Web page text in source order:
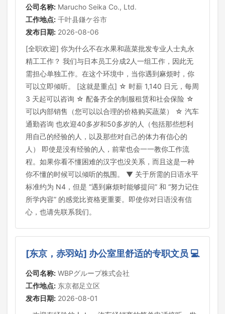
公司名称: Marucho Seika Co., Ltd.
工作地点: 千叶县鎌ケ谷市
发布日期: 2026-08-06
[全职欢迎] 你为什么不在水果和蔬菜批发专业人士丸永
精工工作？ 我们与日本员工分成2人一组工作，因此无
需担心单独工作。在这个环境中，当你遇到麻烦时，你
可以立即倾听。 [这就是重点] ☆ 时薪 1,140 日元，每周
3 天起可以咨询 ☆ 配备齐全的制服租赁和社会保险 ☆
可以内部销售（您可以以合理的价格购买蔬菜） ☆ 汽车
通勤咨询 也欢迎40多岁和50多岁的人（包括那些想利
用自己的经验的人，以及那些对自己的体力有信心的
人） 即使是没有经验的人，前辈也会一一教你工作流
程。如果你看不懂困难的汉字也没关系，而且这是一种
你不懂的时候可以倾听的氛围。 ▼ 关于所需的日语水平
标准约为 N4，但是 “遇到麻烦时能够提问” 和 “努力记住
所学内容” 的感觉比资格更重要。即使你对日语没有信
心，也请先联系我们。
[东京，赤羽站] 办公室里舒适的专职文员 💻
公司名称: WBPグループ株式会社
工作地点: 东京都足立区
发布日期: 2026-08-01